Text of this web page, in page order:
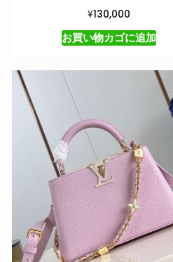
¥130,000
お買い物カゴに追加